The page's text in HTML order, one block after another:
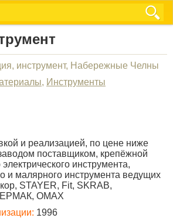
инструмент, Набережные Челны
, Инструменты
и реализацией, по цене ниже
поставщиком, крепёжной
инструмента,
и малярного инструмента ведущих
STAYER, Fit, SKRAB,
OMAX
1996